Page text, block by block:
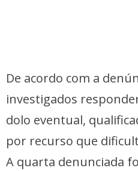
De acordo com a
investigados
dolo eventual,
por recurso que
A quarta denunciada